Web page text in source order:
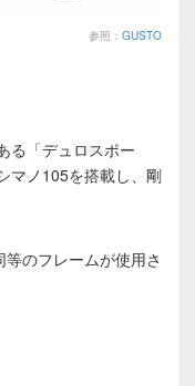
参照： GUSTO
る「デュロスポー
マノ105を搭載し、剛
のフレームが使用さ